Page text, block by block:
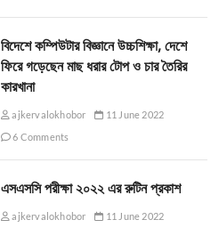
বিদেশে কম্পিউটার বিজ্ঞানে উচ্চশিক্ষা, দেশে
ফিরে গড়েছেন মাছ ধরার টোপ ও চার তৈরির
কারখানা
ajkervalokhobor
11 June 2022
6 Comments
এসএসসি পরীক্ষা ২০২২ এর রুটিন প্রকাশ
ajkervalokhobor
11 June 2022